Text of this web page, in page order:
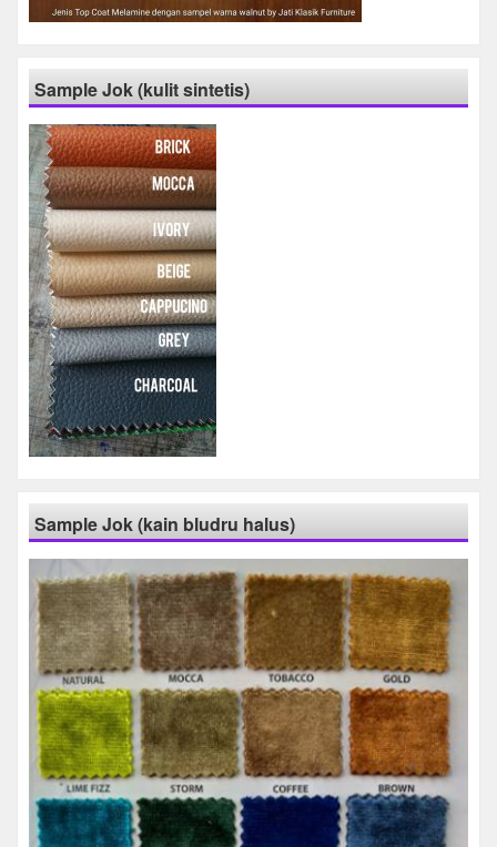
Sample Jok (kulit sintetis)
Sample Jok (kain bludru halus)